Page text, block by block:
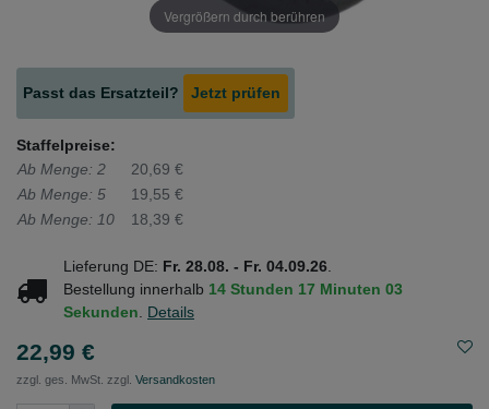
Vergrößern durch berühren
Passt das Ersatzteil? Jetzt prüfen
Staffelpreise:
Ab Menge: 2
20,69 €
Ab Menge: 5
19,55 €
Ab Menge: 10
18,39 €
Lieferung DE: Fr. 28.08. - Fr. 04.09.26
Bestellung innerhalb 14 Stunden 17 Minuten 02
Sekunden
Details
22,99 €
zzgl. ges. MwSt. zzgl. Versandkosten